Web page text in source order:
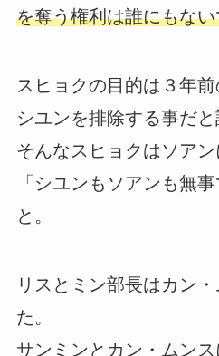
を奪う権利は誰にもな
スヒョクの目的は３年前
シユンを排除する事だと
そんなスヒョクはソアン
「シユンもソアンも無
と。
リスとミン部長はカン
た。
サンミンとカン・ムン